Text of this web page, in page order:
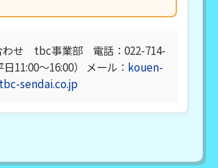
わせ tbc事業部 電話：022-714-
11:00～16:00） メール： kouen-
sendai.co.jp